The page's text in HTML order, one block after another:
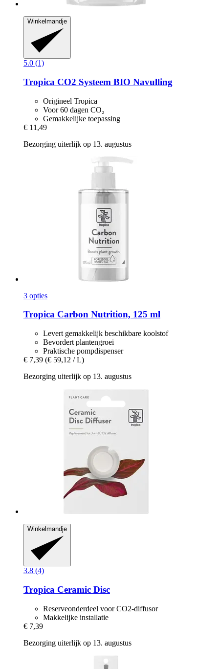
Winkelmandje
5.0 (1)
Tropica CO2 Systeem BIO Navulling
Origineel Tropica
Voor 60 dagen CO₂
Gemakkelijke toepassing
€ 11,49
Bezorging uiterlijk op 13. augustus
3 opties
Tropica Carbon Nutrition, 125 ml
Levert gemakkelijk beschikbare koolstof
Bevordert plantengroei
Praktische pompdispenser
€ 7,39 (€ 59,12 / L)
Bezorging uiterlijk op 13. augustus
Winkelmandje
3.8 (4)
Tropica Ceramic Disc
Reserveonderdeel voor CO2-diffusor
Makkelijke installatie
€ 7,39
Bezorging uiterlijk op 13. augustus